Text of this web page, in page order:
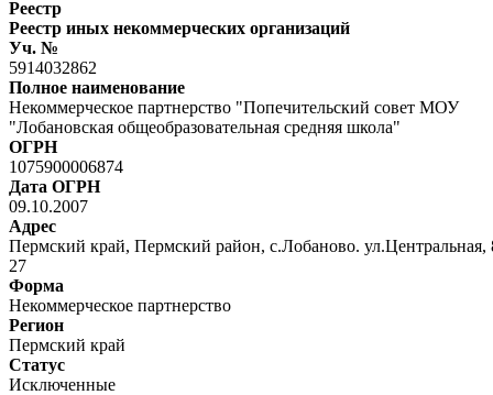
Реестр
Реестр иных некоммерческих организаций
Уч. №
5914032862
Полное наименование
Некоммерческое партнерство "Попечительский совет МОУ
"Лобановская общеобразовательная средняя школа"
ОГРН
1075900006874
Дата ОГРН
09.10.2007
Адрес
Пермский край, Пермский район, с.Лобаново. ул.Центральная,
27
Форма
Некоммерческое партнерство
Регион
Пермский край
Статус
Исключенные